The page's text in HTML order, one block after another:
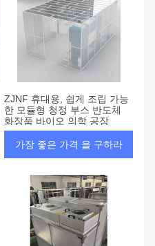
ZJNF 휴대용, 쉽게 조립 가능
한 모듈형 청정 부스 반도체
화장품 바이오 의학 공장
가장 좋은 가격 을 구하라